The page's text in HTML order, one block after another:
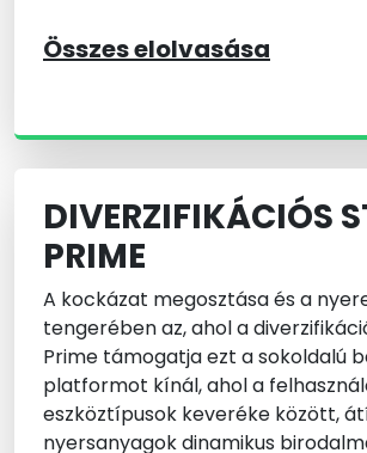
Összes elolvasása
DIVERZIFIKÁCIÓS
PRIME
A kockázat megosztása és a
tengerében az, ahol a
Prime támogatja ezt a sokoldalú
platformot kínál, ahol a
eszköztípusok keveréke között,
nyersanyagok dinamikus